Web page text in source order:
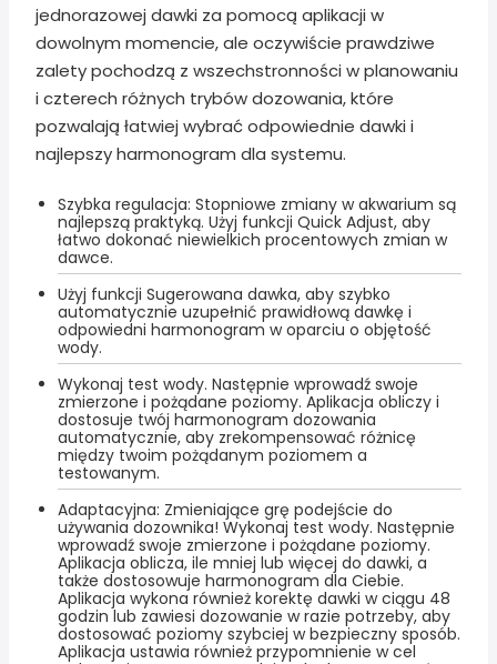
jednorazowej dawki za pomocą aplikacji w
dowolnym momencie, ale oczywiście prawdziwe
zalety pochodzą z wszechstronności w planowaniu
i czterech różnych trybów dozowania, które
pozwalają łatwiej wybrać odpowiednie dawki i
najlepszy harmonogram dla systemu.
Szybka regulacja: Stopniowe zmiany w akwarium są
najlepszą praktyką. Użyj funkcji Quick Adjust, aby
łatwo dokonać niewielkich procentowych zmian w
dawce.
Użyj funkcji Sugerowana dawka, aby szybko
automatycznie uzupełnić prawidłową dawkę i
odpowiedni harmonogram w oparciu o objętość
wody.
Wykonaj test wody. Następnie wprowadź swoje
zmierzone i pożądane poziomy. Aplikacja obliczy i
dostosuje twój harmonogram dozowania
automatycznie, aby zrekompensować różnicę
między twoim pożądanym poziomem a
testowanym.
Adaptacyjna: Zmieniające grę podejście do
używania dozownika! Wykonaj test wody. Następnie
wprowadź swoje zmierzone i pożądane poziomy.
Aplikacja oblicza, ile mniej lub więcej do dawki, a
także dostosowuje harmonogram dla Ciebie.
Aplikacja wykona również korektę dawki w ciągu 48
godzin lub zawiesi dozowanie w razie potrzeby, aby
dostosować poziomy szybciej w bezpieczny sposób.
Aplikacja ustawia również przypomnienie w cel